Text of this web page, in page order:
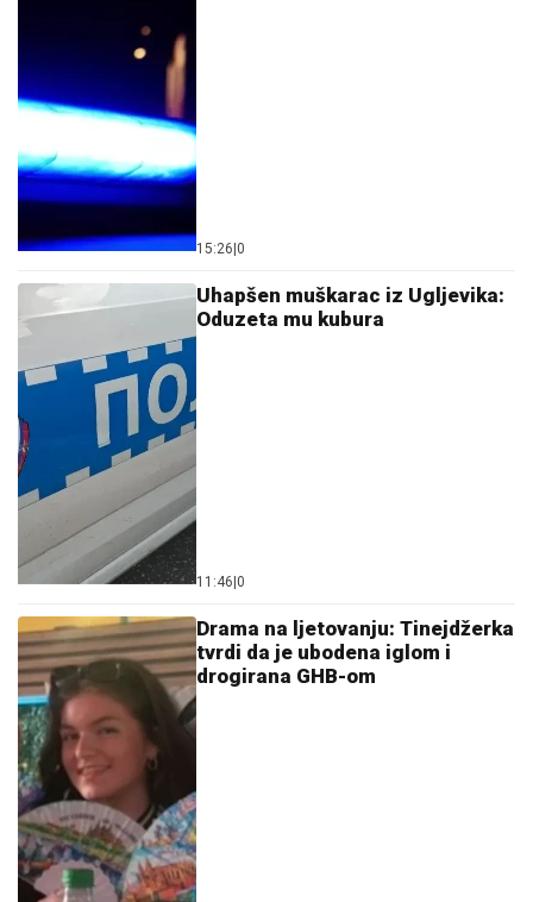
15:26 0
Uhapšen muškarac iz Ugljevika:
Oduzeta mu kubura
11:46 0
Drama na ljetovanju: Tinejdžerka
tvrdi da je ubodena iglom i
drogirana GHB-om